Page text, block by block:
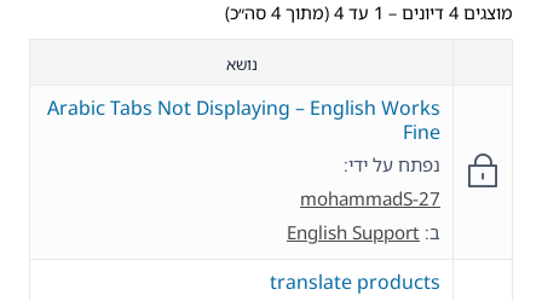
מוצגים 4 דיונים – 1 עד 4 (מתוך 4 סה״כ)
נושא
Arabic Tabs Not Displaying – English Works
Fine
נפתח על ידי:
mohammadS-27
ב: English Support
translate products